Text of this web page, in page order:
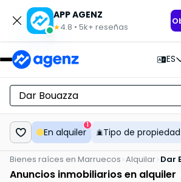
APP AGENZ
★4.8 • 5k+ reseñas
ES
En alquiler
1
Tipo de propiedad
Bienes raíces en Marruecos Alquilar Dar
Anuncios inmobiliarios en alquiler